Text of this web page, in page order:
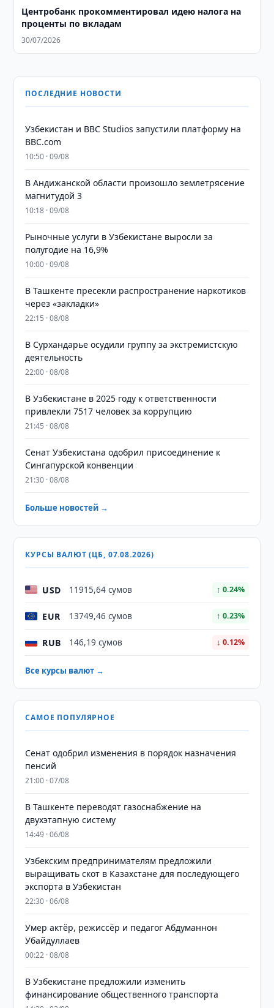
Центробанк прокомментировал идею налога на
проценты по вкладам
30/07/2026
ПОСЛЕДНИЕ НОВОСТИ
Узбекистан и BBC Studios запустили платформу на
BBC.com
10:50 · 09/08
В Андижанской области произошло землетрясение
магнитудой 3
10:18 · 09/08
Рыночные услуги в Узбекистане выросли за
полугодие на 16,9%
10:00 · 09/08
В Ташкенте пресекли распространение наркотиков
через «закладки»
22:15 · 08/08
В Сурхандарье осудили группу за экстремистскую
деятельность
22:00 · 08/08
В Узбекистане в 2025 году к ответственности
привлекли 7517 человек за коррупцию
21:45 · 08/08
Сенат Узбекистана одобрил присоединение к
Сингапурской конвенции
21:30 · 08/08
Больше новостей →
КУРСЫ ВАЛЮТ (ЦБ, 07.08.2026)
USD 11915,64 сумов ↑ 0.24%
EUR 13749,46 сумов ↑ 0.23%
RUB 146,19 сумов ↓ 0.12%
Все курсы валют →
САМОЕ ПОПУЛЯРНОЕ
Сенат одобрил изменения в порядок назначения
пенсий
21:00 · 07/08
В Ташкенте переводят газоснабжение на
двухэтапную систему
14:49 · 06/08
Узбекским предпринимателям предложили
выращивать скот в Казахстане для последующего
экспорта в Узбекистан
22:30 · 06/08
Умер актёр, режиссёр и педагог Абдуманнон
Убайдуллаев
00:22 · 08/08
В Узбекистане предложили изменить
финансирование общественного транспорта